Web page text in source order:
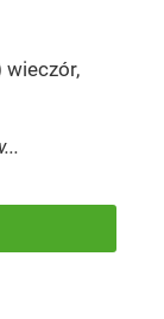
wieczór,